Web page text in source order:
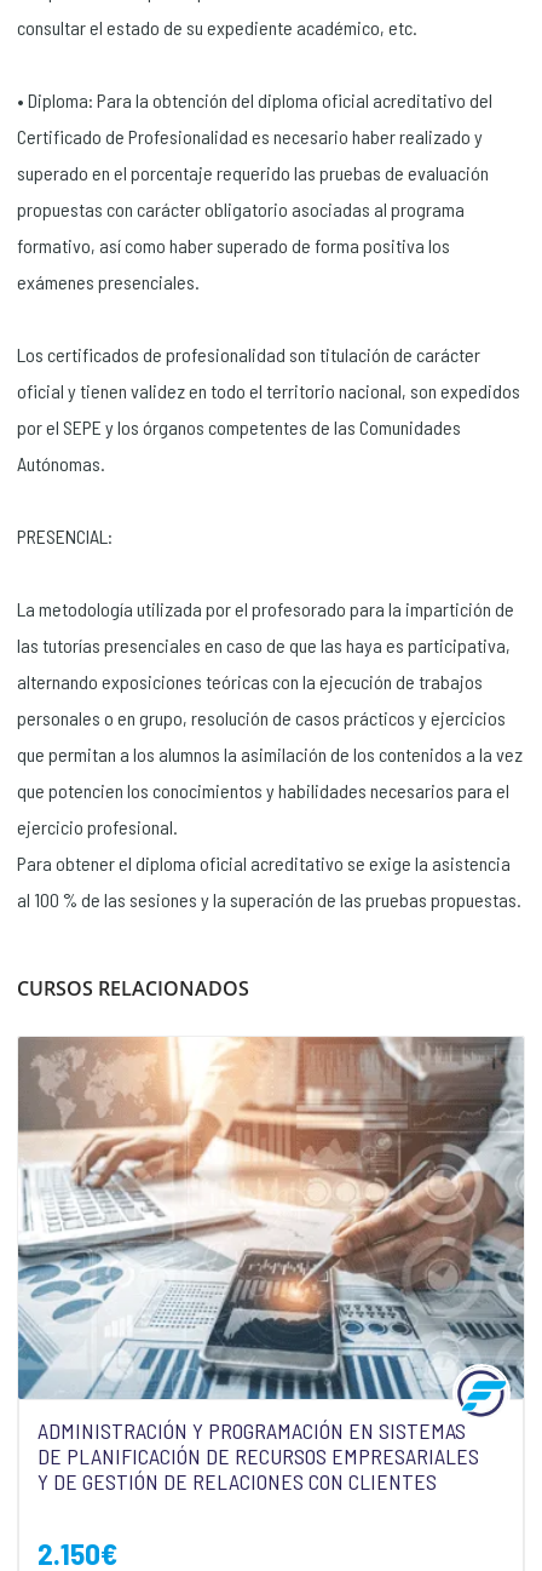
consultar el estado de su expediente académico, etc.
• Diploma: Para la obtención del diploma oficial acreditativo del
Certificado de Profesionalidad es necesario haber realizado y
superado en el porcentaje requerido las pruebas de evaluación
propuestas con carácter obligatorio asociadas al programa
formativo, así como haber superado de forma positiva los
exámenes presenciales.
Los certificados de profesionalidad son titulación de carácter
oficial y tienen validez en todo el territorio nacional, son expedidos
por el SEPE y los órganos competentes de las Comunidades
Autónomas.
PRESENCIAL:
La metodología utilizada por el profesorado para la impartición de
las tutorías presenciales en caso de que las haya es participativa,
alternando exposiciones teóricas con la ejecución de trabajos
personales o en grupo, resolución de casos prácticos y ejercicios
que permitan a los alumnos la asimilación de los contenidos a la vez
que potencien los conocimientos y habilidades necesarios para el
ejercicio profesional.
Para obtener el diploma oficial acreditativo se exige la asistencia
al 100 % de las sesiones y la superación de las pruebas propuestas.
CURSOS RELACIONADOS
ADMINISTRACIÓN Y PROGRAMACIÓN EN SISTEMAS
DE PLANIFICACIÓN DE RECURSOS EMPRESARIALES
Y DE GESTIÓN DE RELACIONES CON CLIENTES
2.150€